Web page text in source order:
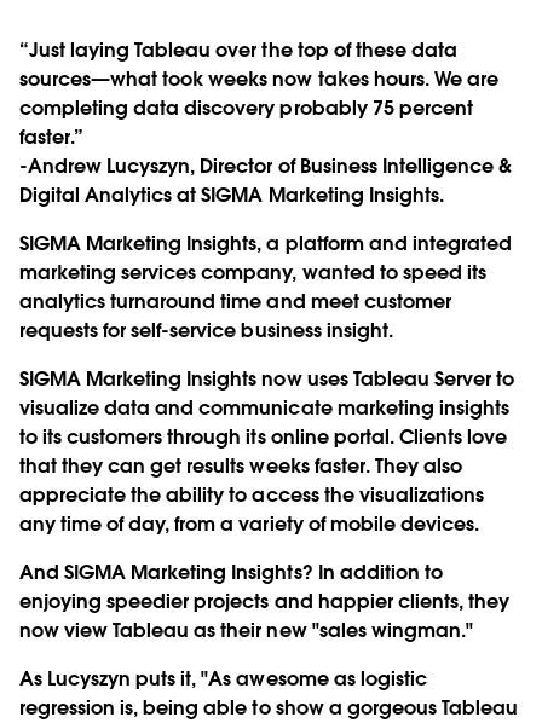
“Just laying Tableau over the top of these data
sources—what took weeks now takes hours. We are
completing data discovery probably 75 percent
faster.”
-Andrew Lucyszyn, Director of Business Intelligence &
Digital Analytics at SIGMA Marketing Insights.
SIGMA Marketing Insights, a platform and integrated
marketing services company, wanted to speed its
analytics turnaround time and meet customer
requests for self-service business insight.
SIGMA Marketing Insights now uses Tableau Server to
visualize data and communicate marketing insights
to its customers through its online portal. Clients love
that they can get results weeks faster. They also
appreciate the ability to access the visualizations
any time of day, from a variety of mobile devices.
And SIGMA Marketing Insights? In addition to
enjoying speedier projects and happier clients, they
now view Tableau as their new "sales wingman."
As Lucyszyn puts it, "As awesome as logistic
regression is, being able to show a gorgeous Tableau